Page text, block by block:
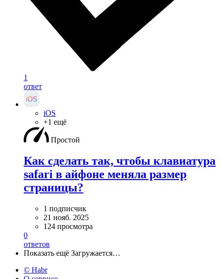
1
ответ
iOS
+1 ещё
Простой
Как сделать так, чтобы клавиатура
safari в айфоне меняла размер
страницы?
1 подписчик
21 нояб. 2025
124 просмотра
0
ответов
Показать ещё Загружается…
© Habr